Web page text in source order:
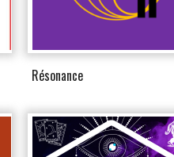
Résonance